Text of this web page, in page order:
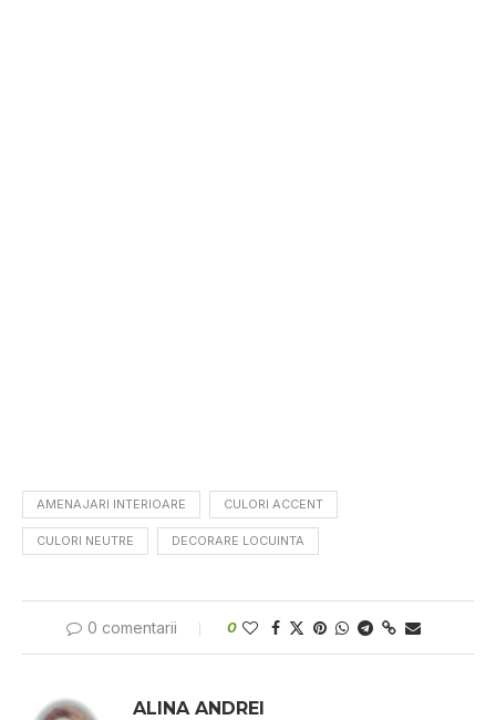
AMENAJARI INTERIOARE CULORI ACCENT
CULORI NEUTRE DECORARE LOCUINTA
0 comentarii 0
ALINA ANDREI